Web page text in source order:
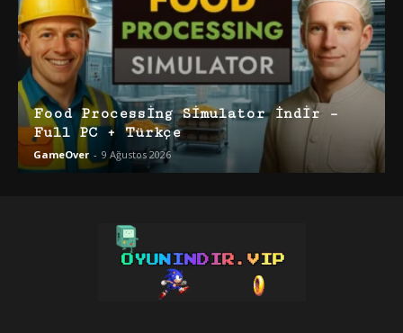
Food Processing Simulator İndir –
Full PC + Türkçe
GameOver - 9 Ağustos 2026